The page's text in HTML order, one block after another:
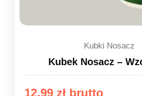
Kubki Nosacz
Kubek Nosacz –
12,99 zł